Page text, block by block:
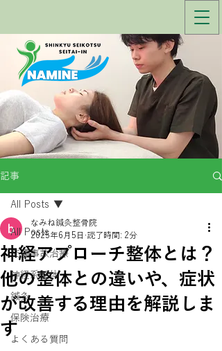
記事
All Posts
交通事故治療
神経系整体
鍼灸
保険治療
よくある質問
All Posts
神経アプローチ整体とは？
他の整体との違いや、症状
が改善する理由を解説しま
す
なみね鍼灸整骨院
2025年6月5日 読了時間: 2分